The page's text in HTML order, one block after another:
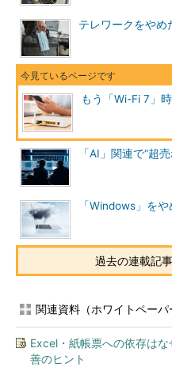
テレワークをやめ
もう「Wi-Fi 7」
「AI」関連で“超
「Windows」を
過去の連載記
関連資料（ホワイトペーパ
Excel・紙帳票への依存は
善のヒント